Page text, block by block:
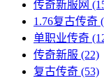
传奇新服网
1.76复古传奇
单职业传奇
传奇新服 (22)
复古传奇 (53)